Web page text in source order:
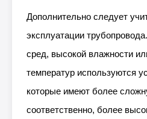
Дополнительно следует
эксплуатации
сред, высокой влажности
температур используются
которые имеют более
соответственно, более